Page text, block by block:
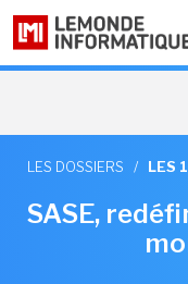
LES DOSSIERS / LES
SASE,